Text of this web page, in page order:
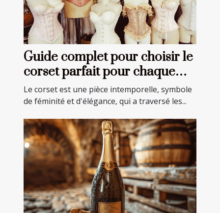
Guide complet pour choisir le
corset parfait pour chaque
occasion
Le corset est une pièce intemporelle, symbole
de féminité et d'élégance, qui a traversé les...